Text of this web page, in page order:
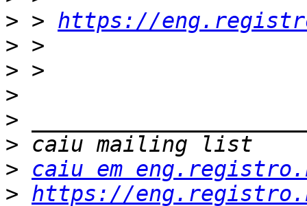
> > https://
>
>
>
>
>
>
caiu em
> https://